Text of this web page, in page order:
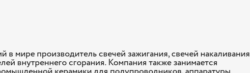
в мире производитель свечей зажигания, свечей накаливания
внутреннего сгорания. Компания также занимается